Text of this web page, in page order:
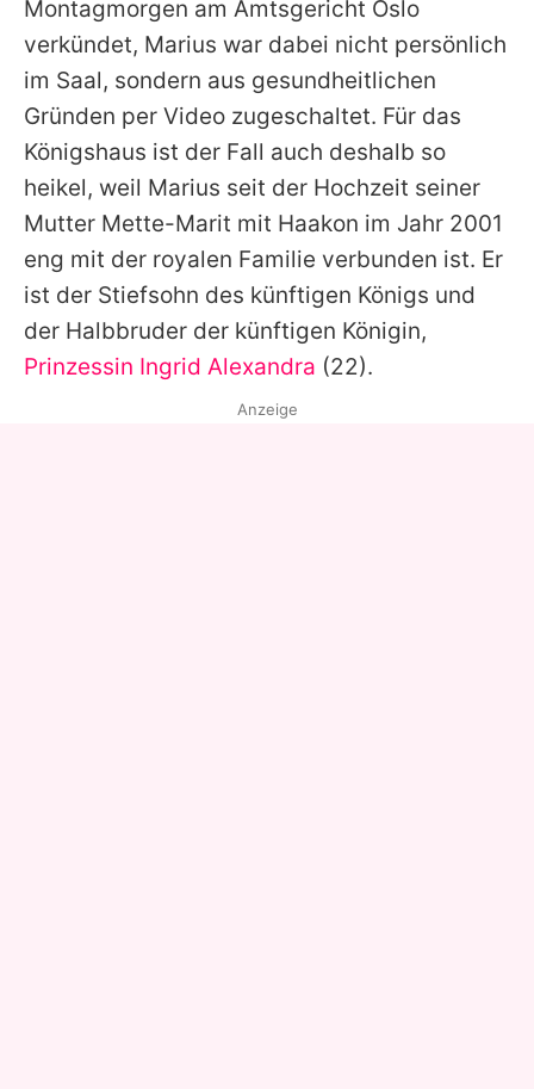
Montagmorgen am Amtsgericht Oslo
verkündet, Marius war dabei nicht persönlich
im Saal, sondern aus gesundheitlichen
Gründen per Video zugeschaltet. Für das
Königshaus ist der Fall auch deshalb so
heikel, weil Marius seit der Hochzeit seiner
Mutter Mette-Marit mit Haakon im Jahr 2001
eng mit der royalen Familie verbunden ist. Er
ist der Stiefsohn des künftigen Königs und
der Halbbruder der künftigen Königin,
Prinzessin Ingrid Alexandra (22).
Anzeige